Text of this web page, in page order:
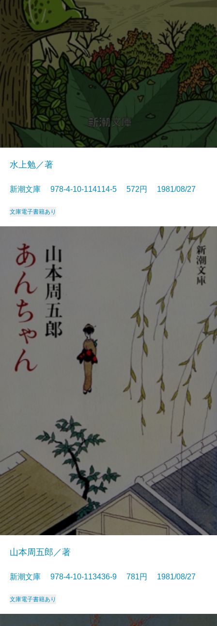
水上勉／著
新潮文庫 978-4-10-114114-5 572円 1981/08/27
文庫電子書籍あり
山本周五郎／著
新潮文庫 978-4-10-113436-9 781円 1981/08/27
文庫電子書籍あり